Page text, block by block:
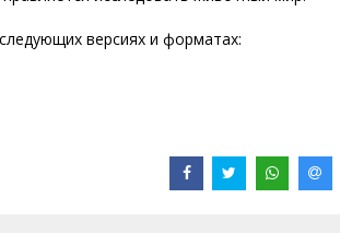
версиях и форматах:
Theatrical Distribution